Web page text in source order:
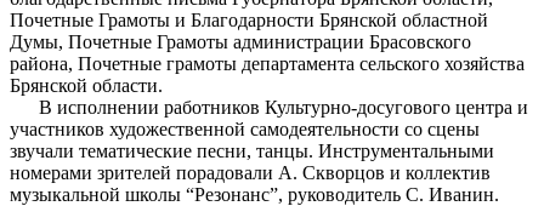
Почетные Грамоты и Благодарности Брянской областной
Думы, Почетные Грамоты администрации Брасовского
района, Почетные грамоты департамента сельского хозяйства
Брянской области.
В исполнении работников Культурно-досугового центра и
участников художественной самодеятельности со сцены
звучали тематические песни, танцы. Инструментальными
номерами зрителей порадовали А. Скворцов и коллектив
музыкальной школы “Резонанс”, руководитель С. Иванин.